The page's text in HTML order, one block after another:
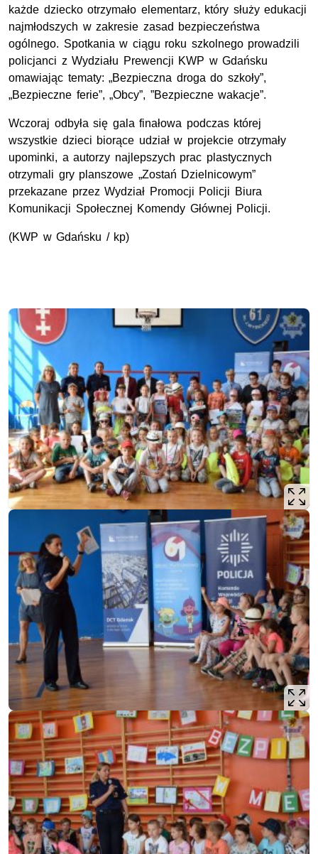
każde dziecko otrzymało elementarz, który służy edukacji
najmłodszych w zakresie zasad bezpieczeństwa
ogólnego. Spotkania w ciągu roku szkolnego prowadzili
policjanci z Wydziału Prewencji KWP w Gdańsku
omawiając tematy: „Bezpieczna droga do szkoły”,
„Bezpieczne ferie”, „Obcy”, ”Bezpieczne wakacje”.
Wczoraj odbyła się gala finałowa podczas której
wszystkie dzieci biorące udział w projekcie otrzymały
upominki, a autorzy najlepszych prac plastycznych
otrzymali gry planszowe „Zostań Dzielnicowym”
przekazane przez Wydział Promocji Policji Biura
Komunikacji Społecznej Komendy Głównej Policji.
(KWP w Gdańsku / kp)